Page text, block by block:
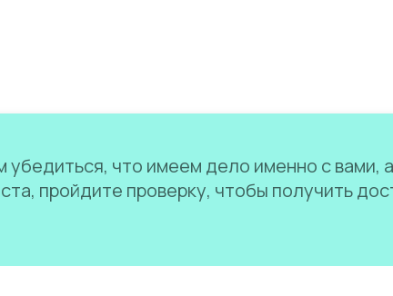
убедиться, что имеем дело именно с вами,
пройдите проверку, чтобы получить